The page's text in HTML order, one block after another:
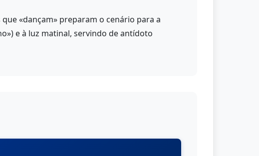
«dançam» preparam o cenário para a
e à luz matinal, servindo de antídoto